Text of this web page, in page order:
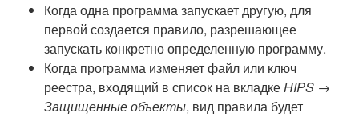
Когда одна программа запускает другую, для
первой создается правило, разрешающее
запускать конкретно определенную программу.
Когда программа изменяет файл или ключ
реестра, входящий в список на вкладкеHIPS →
Защищенные объекты, вид правила будет